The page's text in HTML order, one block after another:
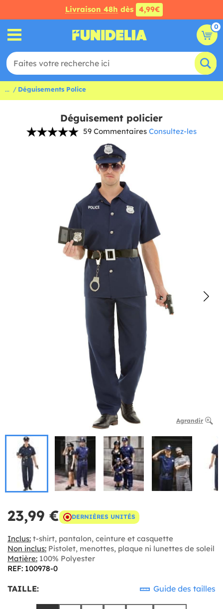
Livraison 48h dès 4,99€
0
... Déguisements Police
Déguisement policier
59 Commentaires Consultez-les
Agrandir
23,99 € DERNIÈRES UNITÉS
Inclus: t-shirt, pantalon, ceinture et casquette
Non inclus: Pistolet, menottes, plaque ni lunettes de soleil
Matière: 100% Polyester
REF: 100978-0
TAILLE: Guide des tailles